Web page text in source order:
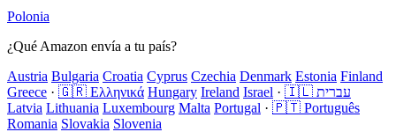
Polonia
¿Qué Amazon envía a tu país?
Austria Bulgaria Croatia Cyprus Czechia Denmark Estonia Finland
Greece · 🇬🇷 Ελληνικά Hungary Ireland Israel ·
🇮🇱 עברית
Latvia Lithuania Luxembourg Malta Portugal · 🇵🇹 Português
Romania Slovakia Slovenia